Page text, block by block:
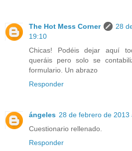
The Hot Mess Corner
28
19:10
Chicas! Podéis dejar aquí
queráis pero solo se
formulario. Un abrazo
Responder
ángeles 28 de febrero de 2013
Cuestionario rellenado.
Responder